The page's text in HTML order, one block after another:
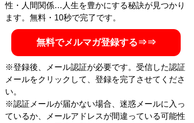
性・人間関係…人生を豊かにする秘訣が見つかり
ます。無料・10秒で完了です。
無料でメルマガ登録する⇒⇒
※登録後、メール認証が必要です。受信した認証
メールをクリックして、登録を完了させてくださ
い。
※認証メールが届かない場合、迷惑メールに入っ
ているか、メールアドレスが間違っている可能性